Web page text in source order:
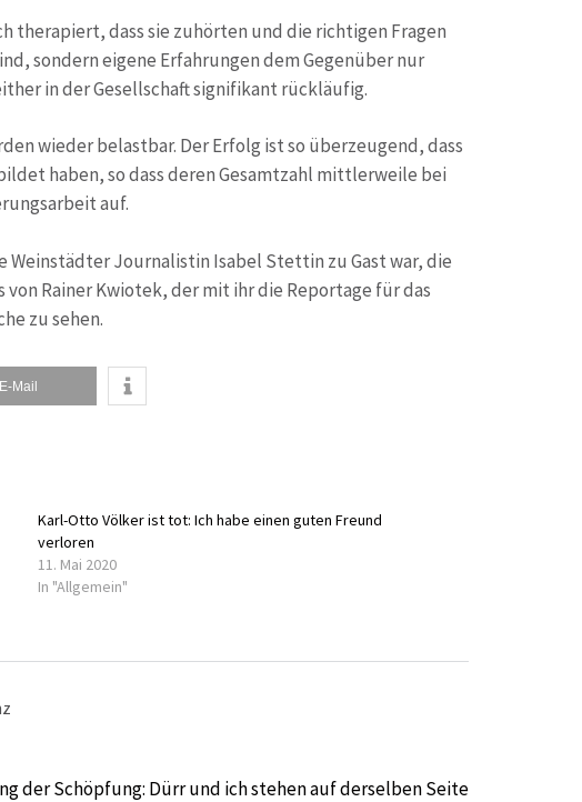
therapiert, dass sie zuhörten und die richtigen Fragen
sondern eigene Erfahrungen dem Gegenüber nur
in der Gesellschaft signifikant rückläufig.
wieder belastbar. Der Erfolg ist so überzeugend, dass
haben, so dass deren Gesamtzahl mittlerweile bei
auf.
Weinstädter Journalistin Isabel Stettin zu Gast war, die
Rainer Kwiotek, der mit ihr die Reportage für das
zu sehen.
E-Mail
Karl-Otto Völker ist tot: Ich habe einen guten Freund
verloren
11. Mai 2020
In "Allgemein"
der Schöpfung: Dürr und ich stehen auf derselben Seite